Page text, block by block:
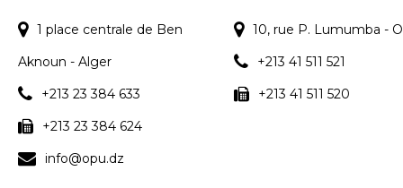
1 place centrale de Ben
Aknoun - Alger
+213 23 384 633
+213 23 384 624
info@opu.dz
10, rue P. Lumumba -
+213 41 511 521
+213 41 511 520